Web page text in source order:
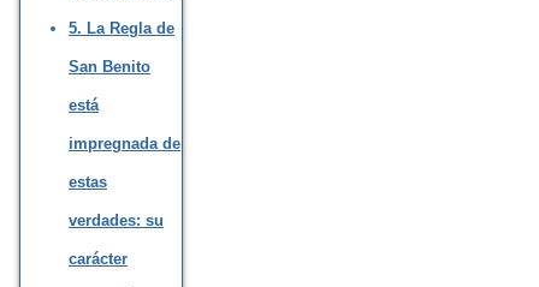
5. La Regla de
San Benito
está
impregnada de
estas
verdades: su
carácter